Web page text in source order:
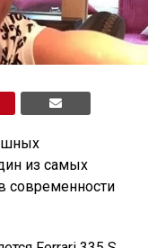
из самых
современности